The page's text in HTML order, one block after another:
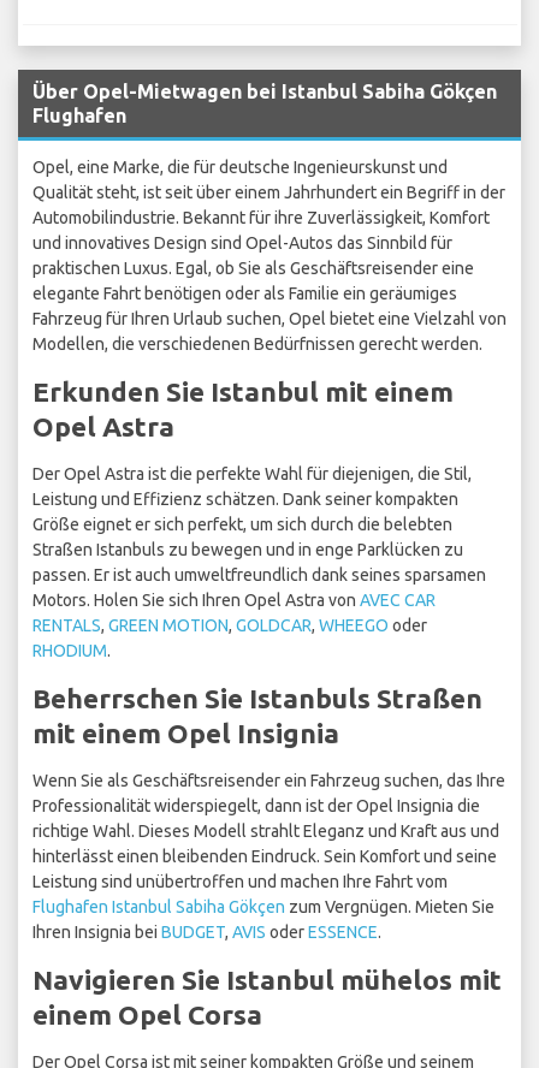
Über Opel-Mietwagen bei Istanbul Sabiha Gökçen
Flughafen
Opel, eine Marke, die für deutsche Ingenieurskunst und
Qualität steht, ist seit über einem Jahrhundert ein Begriff in der
Automobilindustrie. Bekannt für ihre Zuverlässigkeit, Komfort
und innovatives Design sind Opel-Autos das Sinnbild für
praktischen Luxus. Egal, ob Sie als Geschäftsreisender eine
elegante Fahrt benötigen oder als Familie ein geräumiges
Fahrzeug für Ihren Urlaub suchen, Opel bietet eine Vielzahl von
Modellen, die verschiedenen Bedürfnissen gerecht werden.
Erkunden Sie Istanbul mit einem
Opel Astra
Der Opel Astra ist die perfekte Wahl für diejenigen, die Stil,
Leistung und Effizienz schätzen. Dank seiner kompakten
Größe eignet er sich perfekt, um sich durch die belebten
Straßen Istanbuls zu bewegen und in enge Parklücken zu
passen. Er ist auch umweltfreundlich dank seines sparsamen
Motors. Holen Sie sich Ihren Opel Astra von AVEC CAR
RENTALS, GREEN MOTION, GOLDCAR, WHEEGO oder
RHODIUM.
Beherrschen Sie Istanbuls Straßen
mit einem Opel Insignia
Wenn Sie als Geschäftsreisender ein Fahrzeug suchen, das Ihre
Professionalität widerspiegelt, dann ist der Opel Insignia die
richtige Wahl. Dieses Modell strahlt Eleganz und Kraft aus und
hinterlässt einen bleibenden Eindruck. Sein Komfort und seine
Leistung sind unübertroffen und machen Ihre Fahrt vom
Flughafen Istanbul Sabiha Gökçen zum Vergnügen. Mieten Sie
Ihren Insignia bei BUDGET, AVIS oderESSENCE.
Navigieren Sie Istanbul mühelos mit
einem Opel Corsa
Der Opel Corsa ist mit seiner kompakten Größe und seinem